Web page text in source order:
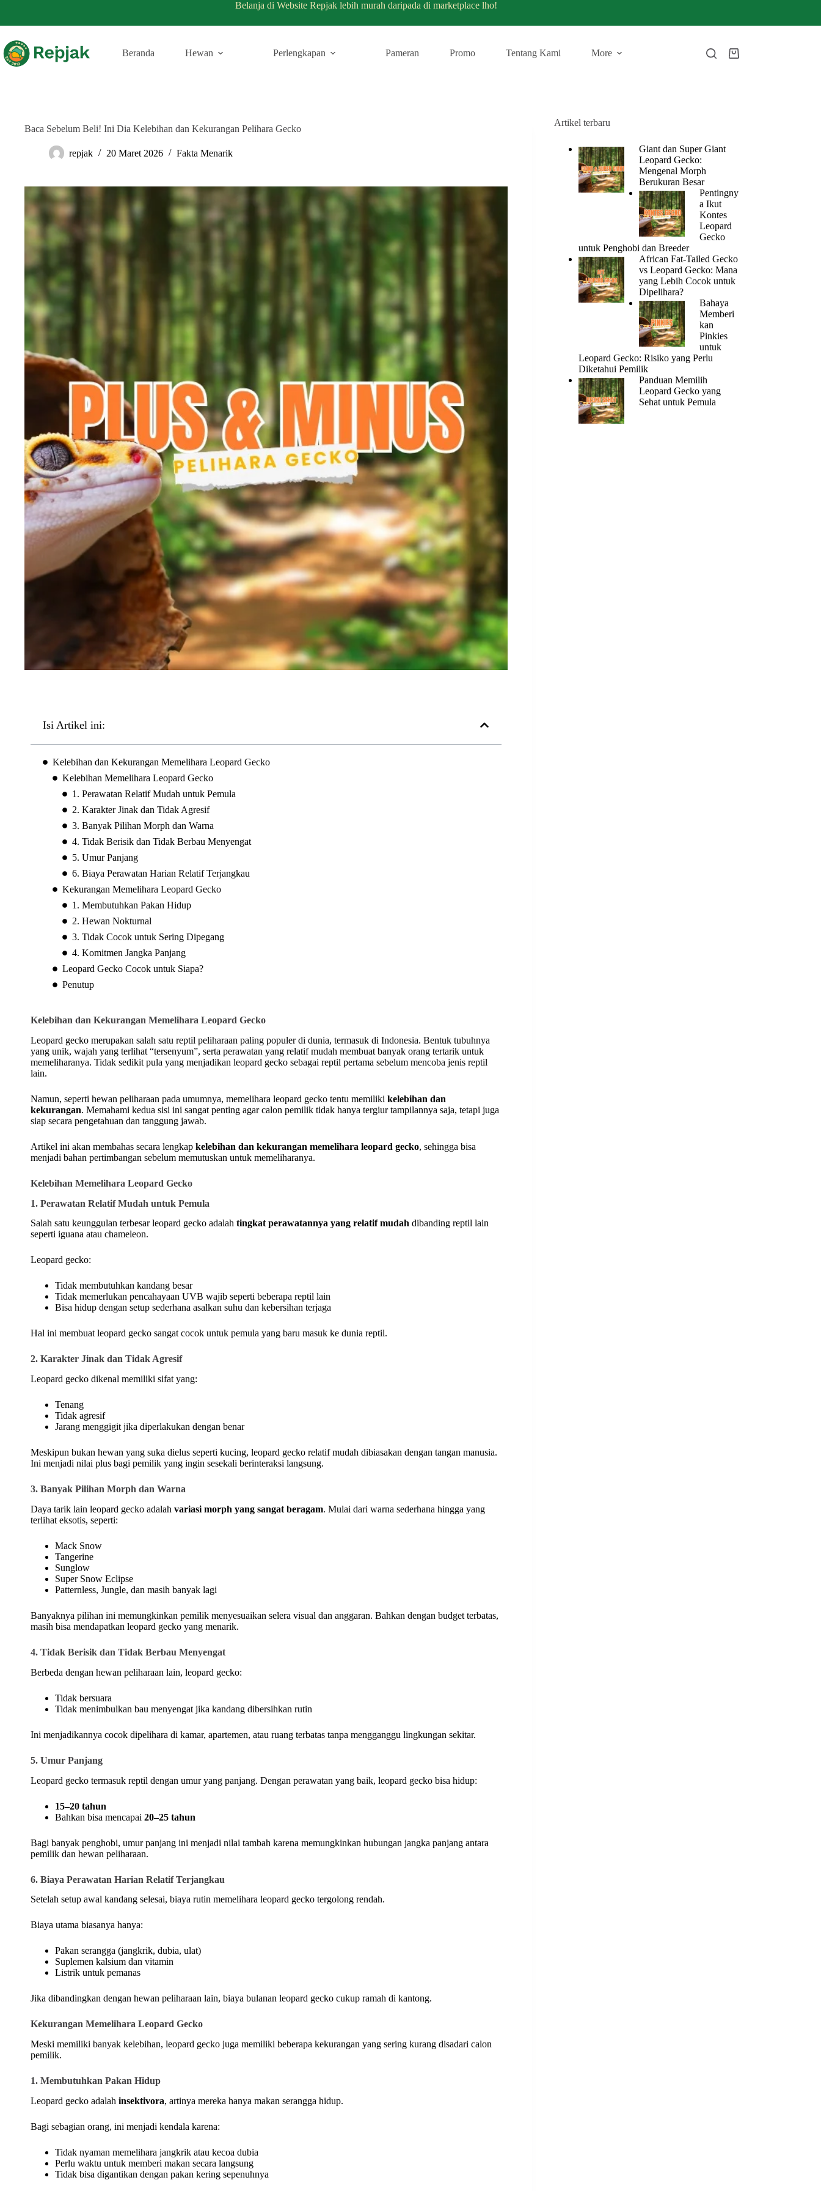
Belanja di Website Repjak lebih murah daripada di marketplace lho!
Beranda Hewan Perlengkapan Pameran Promo Tentang Kami More
Baca Sebelum Beli! Ini Dia Kelebihan dan Kekurangan Pelihara Gecko
repjak 20 Maret 2026 Fakta Menarik
Isi Artikel ini:
Kelebihan dan Kekurangan Memelihara Leopard Gecko
Kelebihan Memelihara Leopard Gecko
1. Perawatan Relatif Mudah untuk Pemula
2. Karakter Jinak dan Tidak Agresif
3. Banyak Pilihan Morph dan Warna
4. Tidak Berisik dan Tidak Berbau Menyengat
5. Umur Panjang
6. Biaya Perawatan Harian Relatif Terjangkau
Kekurangan Memelihara Leopard Gecko
1. Membutuhkan Pakan Hidup
2. Hewan Nokturnal
3. Tidak Cocok untuk Sering Dipegang
4. Komitmen Jangka Panjang
Leopard Gecko Cocok untuk Siapa?
Penutup
Kelebihan dan Kekurangan Memelihara Leopard Gecko
Leopard gecko merupakan salah satu reptil peliharaan paling populer di dunia, termasuk di Indonesia. Bentuk tubuhnya
yang unik, wajah yang terlihat “tersenyum”, serta perawatan yang relatif mudah membuat banyak orang tertarik untuk
memeliharanya. Tidak sedikit pula yang menjadikan leopard gecko sebagai reptil pertama sebelum mencoba jenis reptil
lain.
Namun, seperti hewan peliharaan pada umumnya, memelihara leopard gecko tentu memiliki kelebihan dan
kekurangan. Memahami kedua sisi ini sangat penting agar calon pemilik tidak hanya tergiur tampilannya saja, tetapi juga
siap secara pengetahuan dan tanggung jawab.
Artikel ini akan membahas secara lengkap kelebihan dan kekurangan memelihara leopard gecko, sehingga bisa
menjadi bahan pertimbangan sebelum memutuskan untuk memeliharanya.
Kelebihan Memelihara Leopard Gecko
1. Perawatan Relatif Mudah untuk Pemula
Salah satu keunggulan terbesar leopard gecko adalah tingkat perawatannya yang relatif mudah dibanding reptil lain
seperti iguana atau chameleon.
Leopard gecko:
Tidak membutuhkan kandang besar
Tidak memerlukan pencahayaan UVB wajib seperti beberapa reptil lain
Bisa hidup dengan setup sederhana asalkan suhu dan kebersihan terjaga
Hal ini membuat leopard gecko sangat cocok untuk pemula yang baru masuk ke dunia reptil.
2. Karakter Jinak dan Tidak Agresif
Leopard gecko dikenal memiliki sifat yang:
Tenang
Tidak agresif
Jarang menggigit jika diperlakukan dengan benar
Meskipun bukan hewan yang suka dielus seperti kucing, leopard gecko relatif mudah dibiasakan dengan tangan manusia.
Ini menjadi nilai plus bagi pemilik yang ingin sesekali berinteraksi langsung.
3. Banyak Pilihan Morph dan Warna
Daya tarik lain leopard gecko adalah variasi morph yang sangat beragam. Mulai dari warna sederhana hingga yang
terlihat eksotis, seperti:
Mack Snow
Tangerine
Sunglow
Super Snow Eclipse
Patternless, Jungle, dan masih banyak lagi
Banyaknya pilihan ini memungkinkan pemilik menyesuaikan selera visual dan anggaran. Bahkan dengan budget terbatas,
masih bisa mendapatkan leopard gecko yang menarik.
4. Tidak Berisik dan Tidak Berbau Menyengat
Berbeda dengan hewan peliharaan lain, leopard gecko:
Tidak bersuara
Tidak menimbulkan bau menyengat jika kandang dibersihkan rutin
Ini menjadikannya cocok dipelihara di kamar, apartemen, atau ruang terbatas tanpa mengganggu lingkungan sekitar.
5. Umur Panjang
Leopard gecko termasuk reptil dengan umur yang panjang. Dengan perawatan yang baik, leopard gecko bisa hidup:
15–20 tahun
Bahkan bisa mencapai 20–25 tahun
Bagi banyak penghobi, umur panjang ini menjadi nilai tambah karena memungkinkan hubungan jangka panjang antara
pemilik dan hewan peliharaan.
6. Biaya Perawatan Harian Relatif Terjangkau
Setelah setup awal kandang selesai, biaya rutin memelihara leopard gecko tergolong rendah.
Biaya utama biasanya hanya:
Pakan serangga (jangkrik, dubia, ulat)
Suplemen kalsium dan vitamin
Listrik untuk pemanas
Jika dibandingkan dengan hewan peliharaan lain, biaya bulanan leopard gecko cukup ramah di kantong.
Kekurangan Memelihara Leopard Gecko
Meski memiliki banyak kelebihan, leopard gecko juga memiliki beberapa kekurangan yang sering kurang disadari calon
pemilik.
1. Membutuhkan Pakan Hidup
Leopard gecko adalah insektivora, artinya mereka hanya makan serangga hidup.
Bagi sebagian orang, ini menjadi kendala karena:
Tidak nyaman memelihara jangkrik atau kecoa dubia
Perlu waktu untuk memberi makan secara langsung
Tidak bisa digantikan dengan pakan kering sepenuhnya
Artikel terbaru
Giant dan Super Giant
Leopard Gecko:
Mengenal Morph
Berukuran Besar
Pentingny
a Ikut
Kontes
Leopard
Gecko
untuk Penghobi dan Breeder
African Fat-Tailed Gecko
vs Leopard Gecko: Mana
yang Lebih Cocok untuk
Dipelihara?
Bahaya
Memberi
kan
Pinkies
untuk
Leopard Gecko: Risiko yang Perlu
Diketahui Pemilik
Panduan Memilih
Leopard Gecko yang
Sehat untuk Pemula